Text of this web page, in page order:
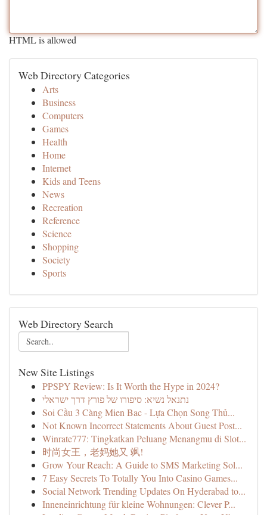
HTML is allowed
Web Directory Categories
Arts
Business
Computers
Games
Health
Home
Internet
Kids and Teens
News
Recreation
Reference
Science
Shopping
Society
Sports
Web Directory Search
New Site Listings
PPSPY Review: Is It Worth the Hype in 2024?
נתנאל נשיא: סיפורו של פורץ דרך ישראלי
Soi Cầu 3 Càng Mien Bac - Lựa Chọn Song Thủ...
Not Known Incorrect Statements About Guest Post...
Winrate777: Tingkatkan Peluang Menangmu di Slot...
时尚女王，老妈她又 飒!
Grow Your Reach: A Guide to SMS Marketing Sol...
7 Easy Secrets To Totally You Into Casino Games...
Social Network Trending Updates On Hyderabad to...
Inneneinrichtung für kleine Wohnungen: Clever P...